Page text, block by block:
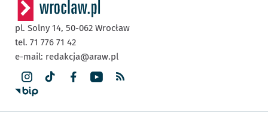
pl. Solny 14, 50-062 Wrocław
tel. 71 776 71 42
e-mail: redakcja@araw.pl